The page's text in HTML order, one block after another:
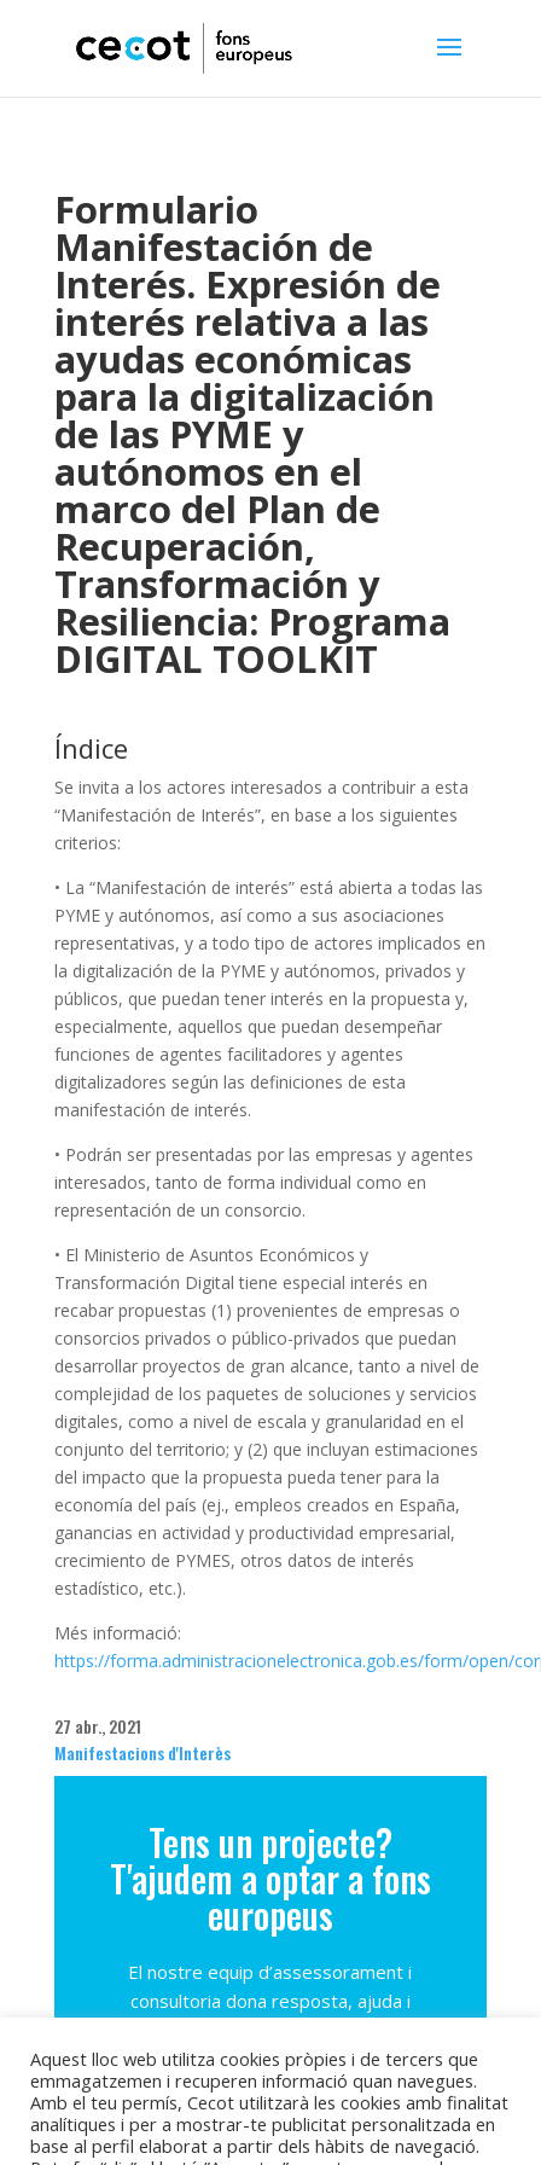
Formulario
Manifestación de
Interés. Expresión de
interés relativa a las
ayudas económicas
para la digitalización
de las PYME y
autónomos en el
marco del Plan de
Recuperación,
Transformación y
Resiliencia: Programa
DIGITAL TOOLKIT
Índice
Se invita a los actores interesados a contribuir a esta
“Manifestación de Interés”, en base a los siguientes
criterios:
• La “Manifestación de interés” está abierta a todas las
PYME y autónomos, así como a sus asociaciones
representativas, y a todo tipo de actores implicados en
la digitalización de la PYME y autónomos, privados y
públicos, que puedan tener interés en la propuesta y,
especialmente, aquellos que puedan desempeñar
funciones de agentes facilitadores y agentes
digitalizadores según las definiciones de esta
manifestación de interés.
• Podrán ser presentadas por las empresas y agentes
interesados, tanto de forma individual como en
representación de un consorcio.
• El Ministerio de Asuntos Económicos y
Transformación Digital tiene especial interés en
recabar propuestas (1) provenientes de empresas o
consorcios privados o público-privados que puedan
desarrollar proyectos de gran alcance, tanto a nivel de
complejidad de los paquetes de soluciones y servicios
digitales, como a nivel de escala y granularidad en el
conjunto del territorio; y (2) que incluyan estimaciones
del impacto que la propuesta pueda tener para la
economía del país (ej., empleos creados en España,
ganancias en actividad y productividad empresarial,
crecimiento de PYMES, otros datos de interés
estadístico, etc.).
Més informació:
https://forma.administracionelectronica.gob.es/form/open/
27 abr., 2021
Manifestacions d'Interès
Tens un projecte?
T'ajudem a optar a fons
europeus
El nostre equip d’assessorament i
consultoria dona resposta, ajuda i
mitjanes empreses que volen optar a
fons europeus a través d’un projecte
innovador i transformador
Aquest lloc web utilitza cookies pròpies i de tercers que
emmagatzemen i recuperen informació quan navegues.
Amb el teu permís, Cecot utilitzarà les cookies amb finalitat
analítiques i per a mostrar-te publicitat personalitzada en
base al perfil elaborat a partir dels hàbits de navegació.